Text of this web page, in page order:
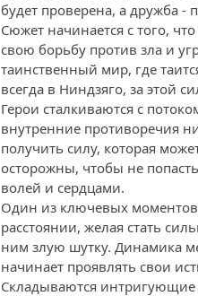
будет проверена, а дружба -
Сюжет начинается с того,
свою борьбу против зла и
таинственный мир, где
всегда в Ниндзяго, за этой
Герои сталкиваются с
внутренние противоречия
получить силу, которая
осторожны, чтобы не
волей и сердцами.
Один из ключевых моментов
расстоянии, желая стать
ним злую шутку. Динамика
начинает проявлять свои
Складываются интригующие